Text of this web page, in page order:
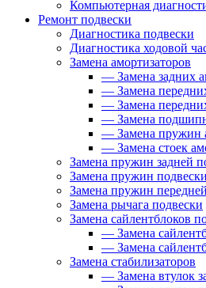
Компьютерная
Ремонт подвески
Диагностика подвески
Диагностика ходовой
Замена амортизаторов
— Замена задних
— Замена
— Замена
— Замена
— Замена пружин
— Замена стоек
Замена пружин задней
Замена пружин подвески
Замена пружин
Замена рычага подвески
Замена сайлентблоков
— Замена
— Замена
Замена стабилизаторов
— Замена втулок